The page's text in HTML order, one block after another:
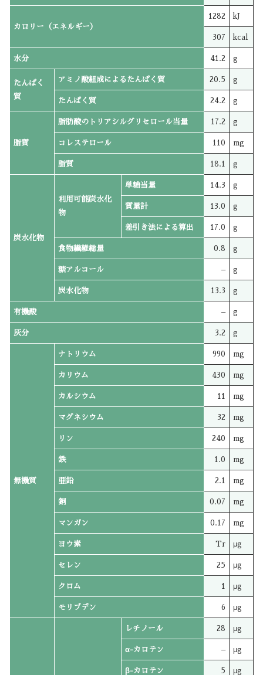
カロリー（エネルギー）
1282 kJ
307 kcal
水分 41.2 g
たんぱく
質
アミノ酸組成によるたんぱく質 20.5 g
たんぱく質 24.2 g
脂質
脂肪酸のトリアシルグリセロール当量 17.2 g
コレステロール 110 mg
脂質 18.1 g
炭水化物
利用可能炭水化
物
単糖当量 14.3 g
質量計 13.0 g
差引き法による算出 17.0 g
食物繊維総量 0.8 g
糖アルコール – g
炭水化物 13.3 g
有機酸 – g
灰分 3.2 g
無機質
ナトリウム 990 mg
カリウム 430 mg
カルシウム 11 mg
マグネシウム 32 mg
リン 240 mg
鉄 1.0 mg
亜鉛 2.1 mg
銅 0.07 mg
マンガン 0.17 mg
ヨウ素 Tr μg
セレン 25 μg
クロム 1 μg
モリブデン 6 μg
レチノール 28 μg
α-カロテン – μg
β-カロテン 5 μg